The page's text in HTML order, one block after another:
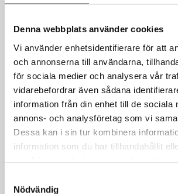
Denna webbplats använder cookies
Vi använder enhetsidentifierare för att
och annonserna till användarna,
för sociala medier och analysera vår
vidarebefordrar även sådana
information från din enhet till de sociala
annons- och analysföretag som vi
Dessa kan i sin tur kombinera
information som du har tillhandahållit
Nödvändig